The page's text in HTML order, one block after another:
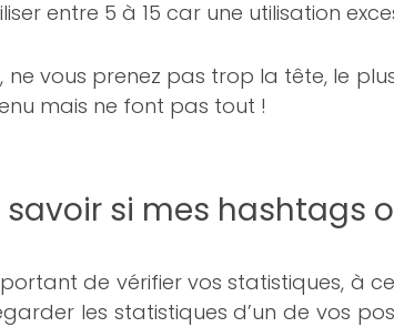
entre 5 à 15 car une utilisation
ne vous prenez pas trop la tête, le
mais ne font pas tout !
si mes hashtags
de vérifier vos statistiques, à
les statistiques d’un de vos